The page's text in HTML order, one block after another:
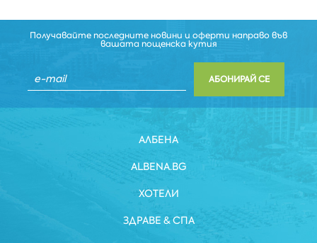
Получавайте последните новини и оферти направо във
вашата пощенска кутия
АБОНИРАЙ СЕ
АЛБЕНА
ALBENA.BG
ХОТЕЛИ
ЗДРАВЕ & СПА